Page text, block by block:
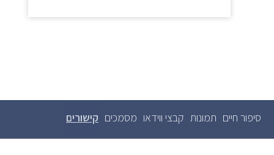
לשוניות
ראשיות
סיפור חיים תמונות קבצי ווידאו מסמכים קישורים